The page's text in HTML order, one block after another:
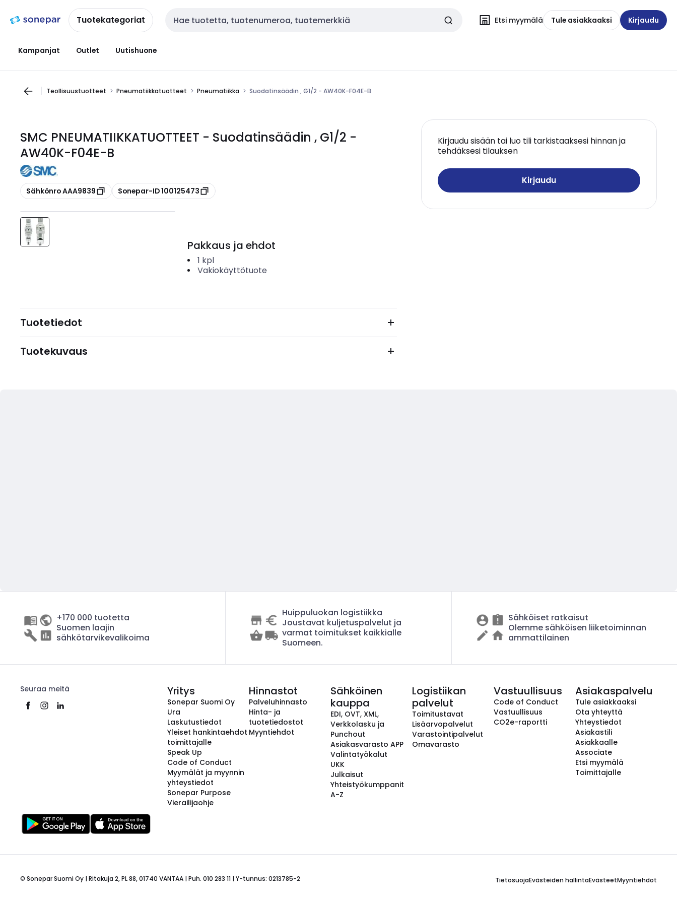
navigointiinsisältöönTuotekategoriat Haku Etsi myymälä Tule asiakkaaksi Kirjaudu
Kampanjat Outlet Uutishuone
Teollisuustuotteet Pneumatiikkatuotteet Pneumatiikka Suodatinsäädin , G1/2 - AW40K-F04E-B
SMC PNEUMATIIKKATUOTTEET - Suodatinsäädin , G1/2 -
AW40K-F04E-B
Kopioi
Sähkönro AAA9839 Kopioi
Sonepar-ID 100125473
Kirjaudu sisään tai luo tili tarkistaaksesi hinnan ja
tehdäksesi tilauksen
Kirjaudu
Pakkaus ja ehdot
1 kpl
Vakiokäyttötuote
Tuotetiedot
Tuotekuvaus
+170 000 tuotetta
Suomen laajin
sähkötarvikevalikoima
Huippuluokan logistiikka
Joustavat kuljetuspalvelut ja
varmat toimitukset kaikkialle
Suomeen.
Sähköiset ratkaisut
Olemme sähköisen liiketoiminnan
ammattilainen
Seuraa meitä Yritys
Sonepar Suomi Oy
Ura
Laskutustiedot
Yleiset hankintaehdot
toimittajalle
Speak Up
Code of Conduct
Myymälät ja myynnin
yhteystiedot
Sonepar Purpose
Vierailijaohje
Hinnastot
Palveluhinnasto
Hinta- ja
tuotetiedostot
Myyntiehdot
Sähköinen
kauppa
EDI, OVT, XML,
Verkkolasku ja
Punchout
Asiakasvarasto APP
Valintatyökalut
UKK
Julkaisut
Yhteistyökumppanit
A-Z
Logistiikan
palvelut
Toimitustavat
Lisäarvopalvelut
Varastointipalvelut
Omavarasto
Vastuullisuus
Code of Conduct
Vastuullisuus
CO2e-raportti
Asiakaspalvelu
Tule asiakkaaksi
Ota yhteyttä
Yhteystiedot
Asiakastili
Asiakkaalle
Associate
Etsi myymälä
Toimittajalle
© Sonepar Suomi Oy | Ritakuja 2, PL 88, 01740 VANTAA | Puh. 010 283 11 | Y-tunnus: 0213785-2 TietosuojaEvästeiden hallintaEvästeetMyyntiehdot